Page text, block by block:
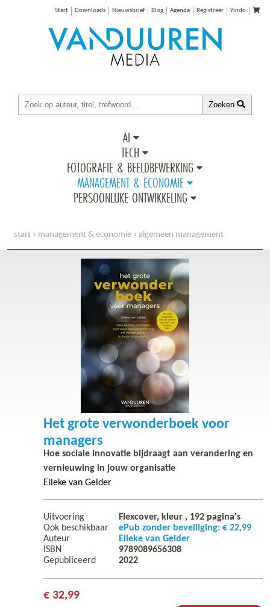
Start Downloads Nieuwsbrief Blog Agenda Registreer Yindo
Zoeken
AI
TECH
FOTOGRAFIE & BEELDBEWERKING
MANAGEMENT & ECONOMIE
PERSOONLIJKE ONTWIKKELING
start management & economie algemeen management
het grote verwonderboek voor managers
Het grote verwonderboek voor
managers
Hoe sociale innovatie bijdraagt aan verandering en
vernieuwing in jouw organisatie
Elleke van Gelder
Uitvoering Flexcover, kleur , 192 pagina's
Ook beschikbaar
ePub zonder beveiliging: € 22,99
Auteur
Elleke van Gelder
ISBN
9789089656308
Gepubliceerd
2022
€ 32,99